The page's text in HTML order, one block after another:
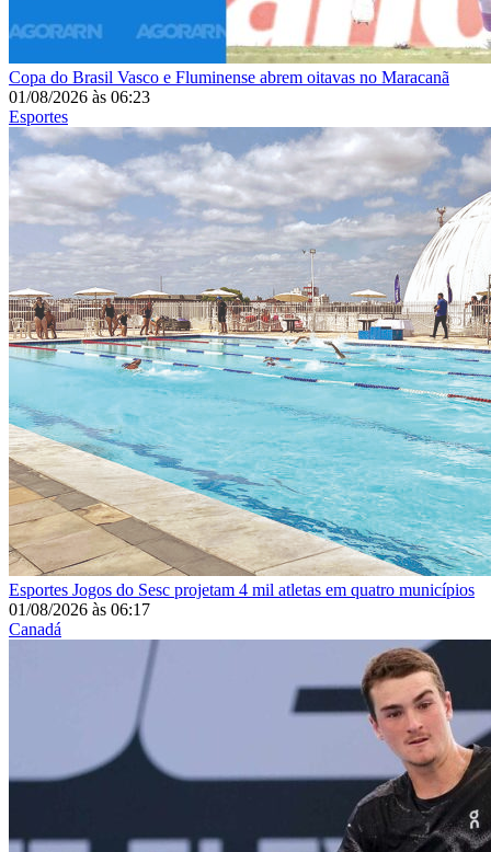
Copa do Brasil Vasco e Fluminense abrem oitavas no Maracanã
01/08/2026 às 06:23
Esportes
Esportes Jogos do Sesc projetam 4 mil atletas em quatro municípios
01/08/2026 às 06:17
Canadá